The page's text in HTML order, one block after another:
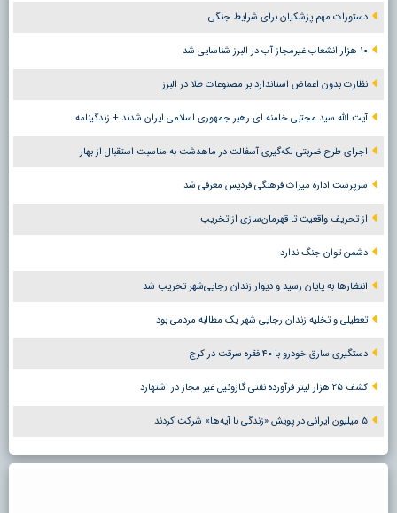
دستورات مهم پزشکیان برای شرایط جنگی
۱۰ هزار انشعاب غیرمجاز آب در البرز شناسایی شد
نظارت بدون اغماض استاندارد بر مصنوعات طلا در البرز
آیت الله سید مجتبی خامنه ای رهبر جمهوری اسلامی ایران شدند + زندگینامه
اجرای طرح ضربتی لکه‌گیری آسفالت در ماهدشت به مناسبت استقبال از بهار
سرپرست اداره میراث فرهنگی فردیس معرفی شد
از تحریف واقعیت تا قهرمان‌سازی از تخریب
دشمن توان جنگ ندارد
انتظارها به پایان رسید و دیوار زندان رجایی‌شهر تخریب شد
تعطیلی و تخلیه زندان رجایی شهر یک مطالبه مردمی بود
دستگیری سارق خودرو با ۴۰ فقره سرقت در کرج
کشف ۲۵ هزار لیتر فرآورده نفتی گازوئیل غیر مجاز در اشتهارد
۵ میلیون ایرانی در پویش «زندگی با آیه‌ها» شرکت کردند